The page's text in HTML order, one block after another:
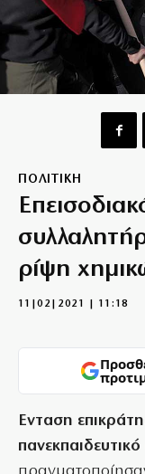
ΠΟΛΙΤΙΚΗ
ρίψη
11|02|2021 | 11:18
Ενταση
πανεκπαιδευτικό